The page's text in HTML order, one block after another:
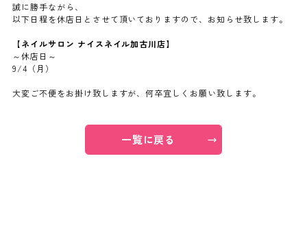
よくあるご質問
誠に勝手ながら、
以下日程を休店日とさせて頂いておりますので、お知らせ致します。
【ネイルサロン ナイスネイル加古川店】
～休店日～
9/4（月）
大変ご不便をお掛け致しますが、何卒宜しくお願い致します。
一覧に戻る